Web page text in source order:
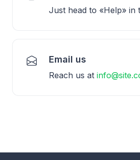
Just head to «Help» in
Email us
Reach us at